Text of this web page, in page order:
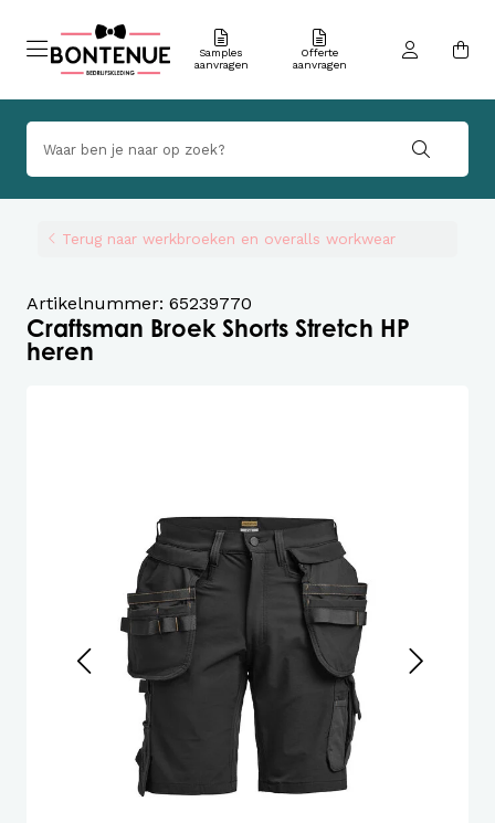
Samples
aanvragen
Offerte
aanvragen
Terug naar werkbroeken en overalls workwear
Artikelnummer: 65239770
Craftsman Broek Shorts Stretch HP
heren